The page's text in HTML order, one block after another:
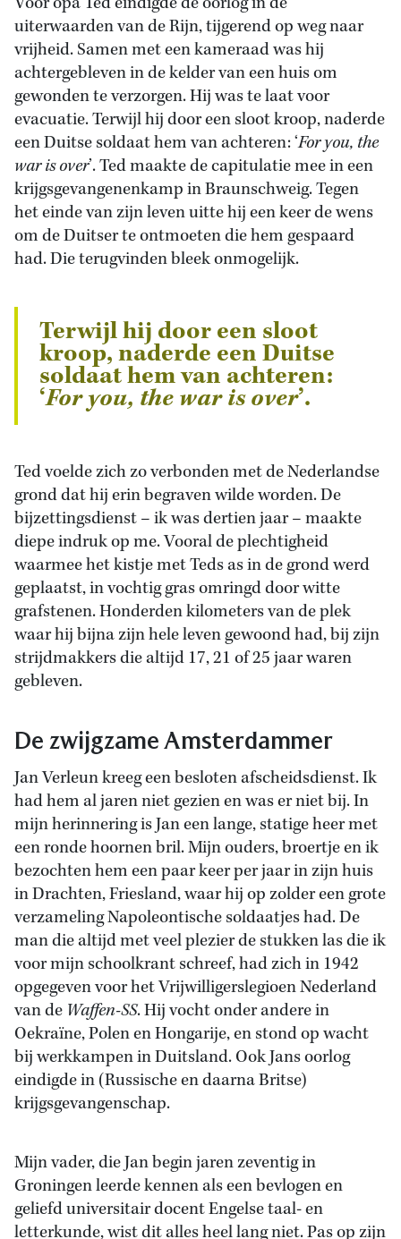
uiterwaarden van de Rijn, tijgerend op weg naar
vrijheid. Samen met een kameraad was hij
achtergebleven in de kelder van een huis om
gewonden te verzorgen. Hij was te laat voor
evacuatie. Terwijl hij door een sloot kroop, naderde
een Duitse soldaat hem van achteren: ‘For you, the
war is over’. Ted maakte de capitulatie mee in een
krijgsgevangenenkamp in Braunschweig. Tegen
het einde van zijn leven uitte hij een keer de wens
om de Duitser te ontmoeten die hem gespaard
had. Die terugvinden bleek onmogelijk.
Terwijl hij door een sloot
kroop, naderde een Duitse
soldaat hem van achteren:
‘For you, the war is over’.
Ted voelde zich zo verbonden met de Nederlandse
grond dat hij erin begraven wilde worden. De
bijzettingsdienst – ik was dertien jaar – maakte
diepe indruk op me. Vooral de plechtigheid
waarmee het kistje met Teds as in de grond werd
geplaatst, in vochtig gras omringd door witte
grafstenen. Honderden kilometers van de plek
waar hij bijna zijn hele leven gewoond had, bij zijn
strijdmakkers die altijd 17, 21 of 25 jaar waren
gebleven.
De zwijgzame Amsterdammer
Jan Verleun kreeg een besloten afscheidsdienst. Ik
had hem al jaren niet gezien en was er niet bij. In
mijn herinnering is Jan een lange, statige heer met
een ronde hoornen bril. Mijn ouders, broertje en ik
bezochten hem een paar keer per jaar in zijn huis
in Drachten, Friesland, waar hij op zolder een grote
verzameling Napoleontische soldaatjes had. De
man die altijd met veel plezier de stukken las die ik
voor mijn schoolkrant schreef, had zich in 1942
opgegeven voor het Vrijwilligerslegioen Nederland
van de Waffen-SS. Hij vocht onder andere in
Oekraïne, Polen en Hongarije, en stond op wacht
bij werkkampen in Duitsland. Ook Jans oorlog
eindigde in (Russische en daarna Britse)
krijgsgevangenschap.
Mijn vader, die Jan begin jaren zeventig in
Groningen leerde kennen als een bevlogen en
geliefd universitair docent Engelse taal- en
letterkunde, wist dit alles heel lang niet. Pas op zijn